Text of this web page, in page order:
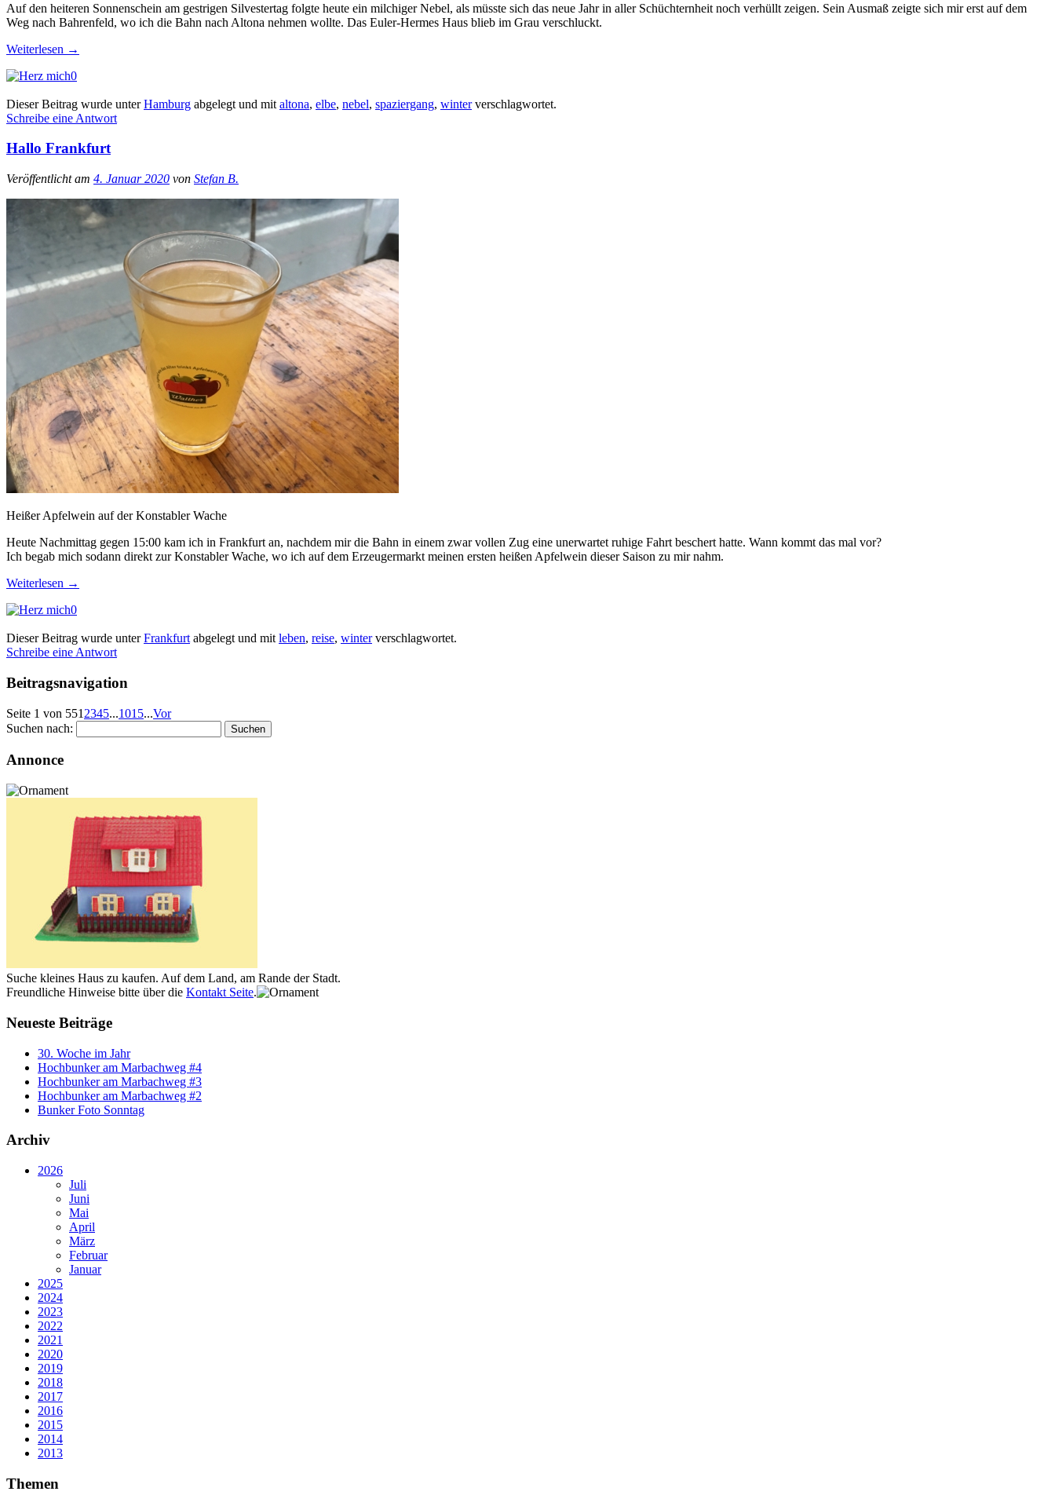
Auf den heiteren Sonnenschein am gestrigen Silvestertag folgte heute ein milchiger Nebel, als müsste sich das neue Jahr in aller Schüchternheit noch verhüllt zeigen. Sein Ausmaß zeigte sich mir erst auf dem
Weg nach Bahrenfeld, wo ich die Bahn nach Altona nehmen wollte. Das Euler-Hermes Haus blieb im Grau verschluckt.
Weiterlesen →
0
Dieser Beitrag wurde unterHamburg abgelegt und mit altona, elbe, nebel, spaziergang, winterverschlagwortet.
Schreibe eine Antwort
Hallo Frankfurt
Veröffentlicht am 4. Januar 2020 von Stefan B.
Heißer Apfelwein auf der Konstabler Wache
Heute Nachmittag gegen 15:00 kam ich in Frankfurt an, nachdem mir die Bahn in einem zwar vollen Zug eine unerwartet ruhige Fahrt beschert hatte. Wann kommt das mal vor?
Ich begab mich sodann direkt zur Konstabler Wache, wo ich auf dem Erzeugermarkt meinen ersten heißen Apfelwein dieser Saison zu mir nahm.
Weiterlesen →
0
Dieser Beitrag wurde unterFrankfurt abgelegt und mit leben, reise, winterverschlagwortet.
Schreibe eine Antwort
Beitragsnavigation
Seite 1 von 551 2345...1015...Vor
Suchen nach:
Annonce
Suche kleines Haus zu kaufen. Auf dem Land, am Rande der Stadt.
Freundliche Hinweise bitte über die Kontakt Seite.
Neueste Beiträge
30. Woche im Jahr
Hochbunker am Marbachweg #4
Hochbunker am Marbachweg #3
Hochbunker am Marbachweg #2
Bunker Foto Sonntag
Archiv
2026
Juli
Juni
Mai
April
März
Februar
Januar
2025
2024
2023
2022
2021
2020
2019
2018
2017
2016
2015
2014
2013
Themen